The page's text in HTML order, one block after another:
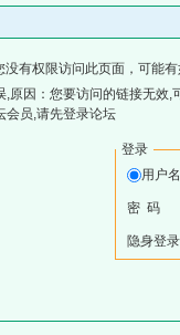
没有权限访问此页面，可能
,原因：您要访问的链接无效,
会员,请先登录论坛
登录
用户
密 码
隐身登录